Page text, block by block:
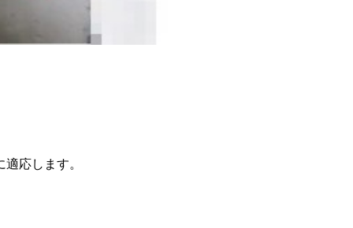
応します。